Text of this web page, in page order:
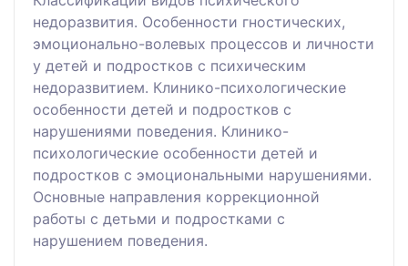
недоразвития. Особенности гностических,
эмоционально-волевых процессов и личности
у детей и подростков с психическим
недоразвитием. Клинико-психологические
особенности детей и подростков с
нарушениями поведения. Клинико-
психологические особенности детей и
подростков с эмоциональными нарушениями.
Основные направления коррекционной
работы с детьми и подростками с
нарушением поведения.